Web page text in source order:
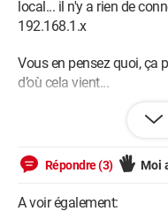
local... il n'y a rien de
192.168.1.x
Vous en pensez quoi, ça
d’où cela vient...
Répondre (3) Moi
A voir également: